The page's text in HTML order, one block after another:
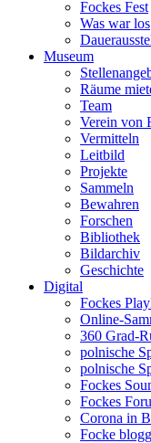
Fockes Fest
Was war los
Museum
Räume
Team
Verein von
Vermitteln
Leitbild
Projekte
Sammeln
Bewahren
Forschen
Bibliothek
Bildarchiv
Geschichte
Digital
Fockes
Online-
360 Grad-
polnische
polnische
Fockes
Fockes
Corona in
Focke